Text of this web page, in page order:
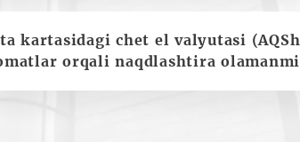
kartasidagi chet el valyutasi
orqali naqdlashtira